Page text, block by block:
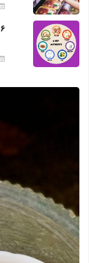
6 مواد مغذی ضروری برای بدن چیست؟